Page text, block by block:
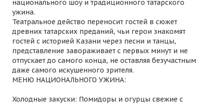
национального шоу и традиционного татарского
ужина.
Театральное действо переносит гостей в сюжет
древних татарских преданий, чьи герои знакомят
гостей с историей Казани через песни и танцы,
представление завораживает с первых минут и не
отпускает до самого конца, не оставляя безучастным
даже самого искушенного зрителя.
МЕНЮ НАЦИОНАЛЬНОГО УЖИНА:
Холодные закуски: Помидоры и огурцы свежие с